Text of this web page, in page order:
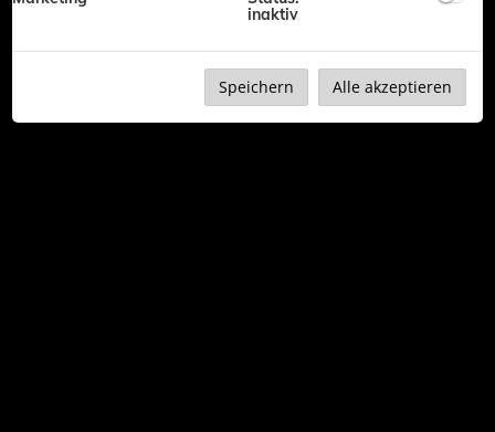
inaktiv
Speichern Alle akzeptieren